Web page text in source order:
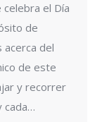
celebra el Día
de
acerca del
de este
y recorrer
cada…